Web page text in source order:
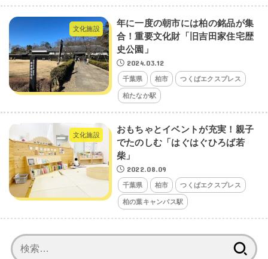
文化施設
年に一度の朝市には柏の銘品が集
合！重要文化財「旧吉田家住宅歴
史公園」
2024.03.12
千葉県 柏市 つくばエクスプレス
柏たなか駅
文化施設
おもちゃとイベントが充実！親子
でたのしむ「はぐはぐひろば若
柴」
2022.08.09
千葉県 柏市 つくばエクスプレス
柏の葉キャンパス駅